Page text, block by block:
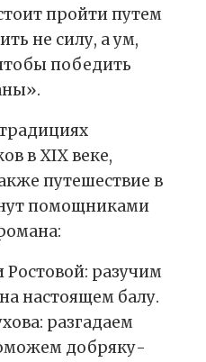
пройти путем
не силу, а ум,
победить
в XIX веке,
путешествие в
помощниками
разучим
настоящем балу.
разгадаем
добряку-